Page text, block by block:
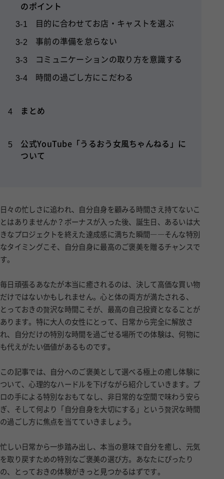
のポイント
3-1 目的に合わせてお店・キャストを選ぶ
3-2 事前の準備を怠らない
3-3 コミュニケーションの取り方を意識する
3-4 時間の過ごし方にこだわる
4 まとめ
5
公式YouTube「うるおう女風ちゃんねる」に
ついて
日々の忙しさに追われ、自分自身を顧みる時間さえ持てないこ
とはありませんか？ボーナスが入った後、誕生日、あるいは大
きなプロジェクトを終えた達成感に満ちた瞬間――そんな特別
なタイミングこそ、自分自身に最高のご褒美を贈るチャンスで
す。
毎日頑張るあなたが本当に癒されるのは、決して高価な買い物
だけではないかもしれません。心と体の両方が満たされる、
とっておきの贅沢な時間こそが、最高の自己投資となることが
あります。特に大人の女性にとって、日常から完全に解放さ
れ、自分だけの特別な時間を過ごせる場所での体験は、何物に
も代えがたい価値があるものです。
この記事では、自分へのご褒美として選べる極上の癒し体験に
ついて、心理的なハードルを下げながら紹介していきます。プ
ロの手による特別なおもてなし、非日常的な空間で味わう安ら
ぎ、そして何より「自分自身を大切にする」という贅沢な時間
の過ごし方に焦点を当てていきましょう。
忙しい日常から一歩踏み出し、本当の意味で自分を癒し、元気
を取り戻すための特別なご褒美の選び方。あなたにぴったり
の、とっておきの体験がきっと見つかるはずです。